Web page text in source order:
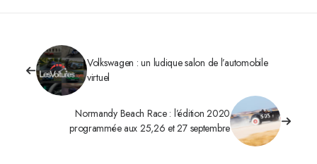
Volkswagen : un ludique salon de l’automobile
virtuel
Normandy Beach Race : l’édition 2020
programmée aux 25,26 et 27 septembre